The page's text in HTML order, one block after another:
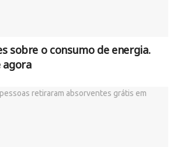
sobre o consumo de energia.
agora